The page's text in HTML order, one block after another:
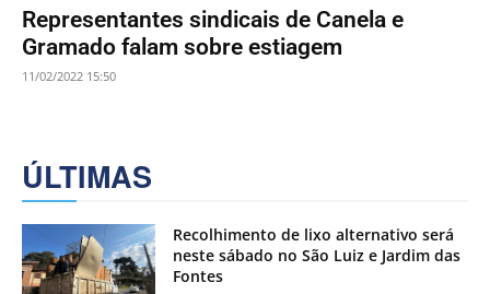
Representantes sindicais de Canela e
Gramado falam sobre estiagem
11/02/2022 15:50
ÚLTIMAS
Recolhimento de lixo alternativo será
neste sábado no São Luiz e Jardim das
Fontes